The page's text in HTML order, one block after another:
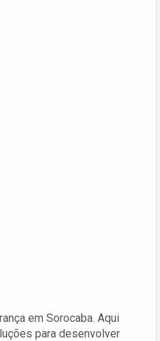
em Sorocaba. Aqui
para desenvolver